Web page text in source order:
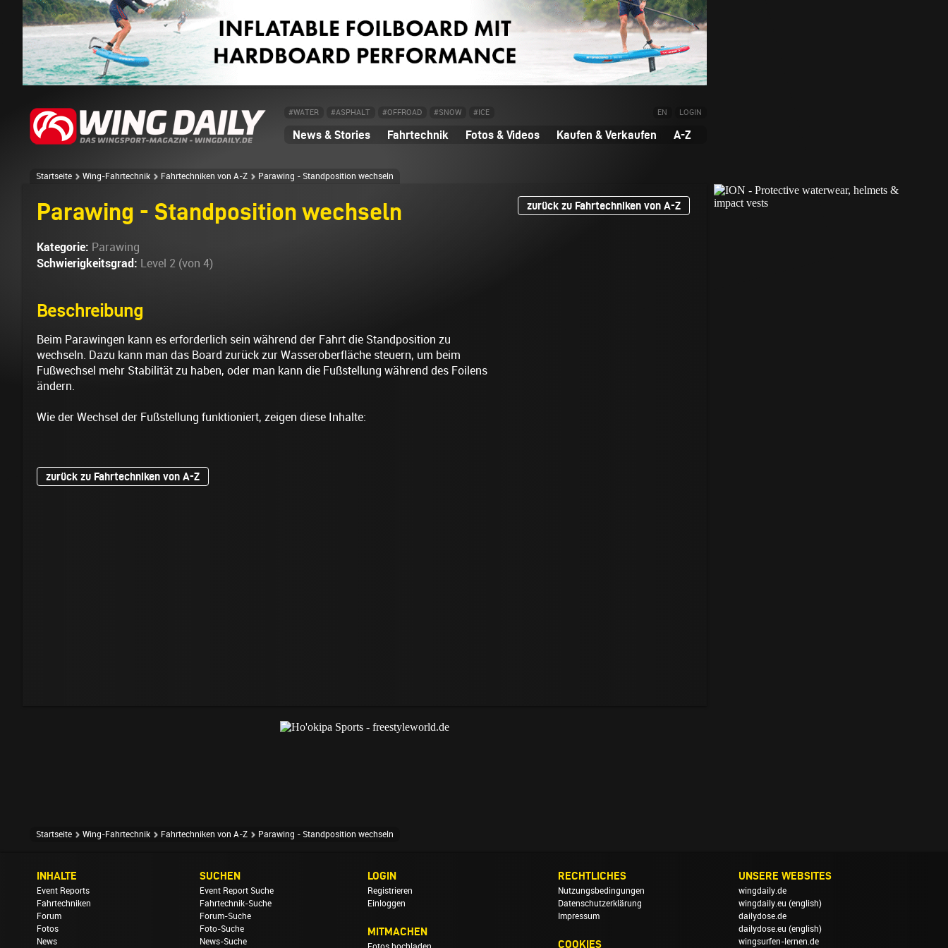
#WATER #ASPHALT #OFFROAD #SNOW #ICE EN LOGIN
News & Stories Fahrtechnik Fotos & Videos Kaufen & Verkaufen A-Z
Startseite Wing-Fahrtechnik Fahrtechniken von A-Z Parawing - Standposition wechseln
Parawing - Standposition wechseln zurück zu Fahrtechniken von A-Z
Kategorie: Parawing
Schwierigkeitsgrad: Level 2 (von 4)
Beschreibung
Beim Parawingen kann es erforderlich sein während der Fahrt die Standposition zu
wechseln. Dazu kann man das Board zurück zur Wasseroberfläche steuern, um beim
Fußwechsel mehr Stabilität zu haben, oder man kann die Fußstellung während des Foilens
ändern.
Wie der Wechsel der Fußstellung funktioniert, zeigen diese Inhalte:
zurück zu Fahrtechniken von A-Z
Startseite Wing-Fahrtechnik Fahrtechniken von A-Z Parawing - Standposition wechseln
INHALTE
Event Reports
Fahrtechniken
Forum
Fotos
News
SUCHEN
Event Report Suche
Fahrtechnik-Suche
Forum-Suche
Foto-Suche
News-Suche
LOGIN
Registrieren
Einloggen
MITMACHEN
RECHTLICHES
Nutzungsbedingungen
Datenschutzerklärung
Impressum
COOKIES
UNSERE WEBSITES
wingdaily.de
wingdaily.eu (english)
dailydose.de
dailydose.eu (english)
wingsurfen-lernen.de